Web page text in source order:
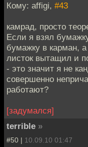
Кому: affigi, #43
камрад, просто
Если я взял
бумажку в карман,
листок вытащил и
- это значит я не
совершенно
работают?
[задумался]
terrible »
#50 | 10.09.10 01:47